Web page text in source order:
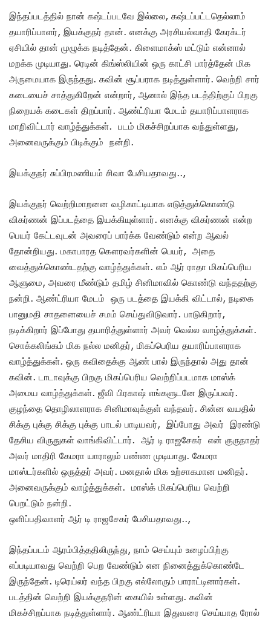
இந்தப்படத்தில் நான் கஷ்டப்படவே இல்லை, கஷ்டப்பட்டதெல்லாம்
தயாரிப்பாளர், இயக்குநர் தான். எனக்கு அரசியல்வாதி கேரக்டர்
ஏசியில் தான் முழுக்க நடித்தேன். கிளைமாக்ஸ் மட்டும் என்னால்
மறக்க முடியாது. ரெடின் கிங்ஸ்லியின் ஒரு காட்சி பார்த்தேன் மிக
அருமையாக இருந்தது. கவின் சூப்பராக நடித்துள்ளார். வெற்றி சார்
கடையைச் சாத்துகிறேன் என்றார், ஆனால் இந்த படத்திற்குப் பிறகு
நிறையக் கடைகள் திறப்பார். ஆண்ட்ரியா மேடம் தயாரிப்பாளராக
மாறிவிட்டார் வாழ்த்துக்கள். படம் மிகச்சிறப்பாக வந்துள்ளது,
அனைவருக்கும் பிடிக்கும் நன்றி.
இயக்குநர் சுப்பிரமணியம் சிவா பேசியதாவது..,
இயக்குநர் வெற்றிமாறனை வழிகாட்டியாக எடுத்துக்கொண்டு
விகர்ணன் இப்படத்தை இயக்கியுள்ளார். எனக்கு விகர்ணன் என்ற
பெயர் கேட்டவுடன் அவரைப் பார்க்க வேண்டும் என்ற ஆவல்
தோன்றியது. மகாபாரத கௌரவர்களின் பெயர், அதை
வைத்துக்கொண்டதற்கு வாழ்த்துக்கள். எம் ஆர் ராதா மிகப்பெரிய
ஆளுமை, அவரை மீண்டும் தமிழ் சினிமாவில் கொண்டு வந்ததற்கு
நன்றி. ஆண்ட்ரியா மேடம் ஒரு படத்தை இயக்கி விட்டால், நடிகை
பானுமதி சாதனையைச் சமம் செய்துவிடுவார். பாடுகிறார்,
நடிக்கிறார் இப்போது தயாரித்துள்ளார் அவர் வெல்ல வாழ்த்துக்கள்.
சொக்கலிங்கம் மிக நல்ல மனிதர், மிகப்பெரிய தயாரிப்பாளராக
வாழ்த்துக்கள். ஒரு கவிதைக்கு ஆண் பால் இருந்தால் அது தான்
கவின். டாடாவுக்கு பிறகு மிகப்பெரிய வெற்றிப்படமாக மாஸ்க்
அமைய வாழ்த்துக்கள். ஜீவி பிரகாஷ் எங்களுடனே இருப்பவர்.
குழந்தை தொழிலாளராக சினிமாவுக்குள் வந்தவர். சின்ன வயதில்
சிக்கு புக்கு சிக்கு புக்கு பாடல் பாடியவர், இப்போது அவர் இரண்டு
தேசிய விருதுகள் வாங்கிவிட்டார். ஆர் டி ராஜசேகர் என் குருநாதர்
அவர் மாதிரி கேமரா யாராலும் பண்ண முடியாது. கேமரா
மாஸ்டர்களில் ஒருத்தர் அவர். மனதால் மிக உற்சாகமான மனிதர்.
அனைவருக்கும் வாழ்த்துக்கள். மாஸ்க் மிகப்பெரிய வெற்றி
பெறட்டும் நன்றி.
ஒளிப்பதிவாளர் ஆர் டி ராஜசேகர் பேசியதாவது..,
இந்தப்படம் ஆரம்பித்ததிலிருந்து, நாம் செய்யும் உழைப்பிற்கு
எப்படியாவது வெற்றி பெற வேண்டும் என நினைத்துக்கொண்டே
இருந்தேன். டிரெய்லர் வந்த பிறகு எல்லோரும் பாராட்டினார்கள்.
படத்தின் வெற்றி இயக்குநரின் கையில் உள்ளது. கவின்
மிகச்சிறப்பாக நடித்துள்ளார். ஆண்ட்ரியா இதுவரை செய்யாத ரோல்